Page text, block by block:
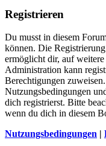
Registrieren
Du musst in diesem
können. Die
ermöglicht dir, auf
Administration kann
Berechtigungen
Nutzungsbedingungen
dich registrierst. Bitte
wenn du dich in diesem
Nutzungsbedingungen |